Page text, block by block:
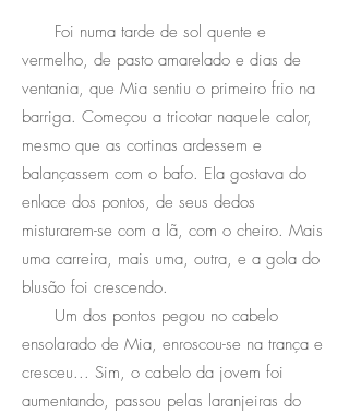
Foi numa tarde de sol quente e
vermelho, de pasto amarelado e dias de
ventania, que Mia sentiu o primeiro frio na
barriga. Começou a tricotar naquele calor,
mesmo que as cortinas ardessem e
balançassem com o bafo. Ela gostava do
enlace dos pontos, de seus dedos
misturarem-se com a lã, com o cheiro. Mais
uma carreira, mais uma, outra, e a gola do
blusão foi crescendo.
Um dos pontos pegou no cabelo
ensolarado de Mia, enroscou-se na trança e
cresceu... Sim, o cabelo da jovem foi
aumentando, passou pelas laranjeiras do